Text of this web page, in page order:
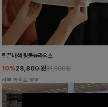
릴픈배색 링클블라우스
10%28,800 원31,900원
리뷰 카운트 영역